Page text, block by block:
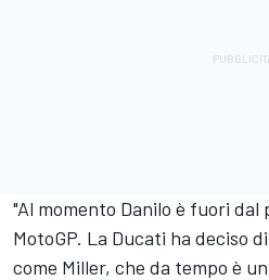
"Al momento Danilo è fuori
MotoGP. La Ducati ha deciso
come Miller, che da tempo è